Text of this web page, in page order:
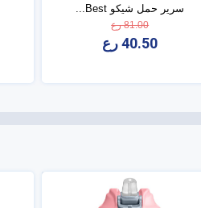
سرير حمل شيكو Best...
81.00 رع
40.50 رع